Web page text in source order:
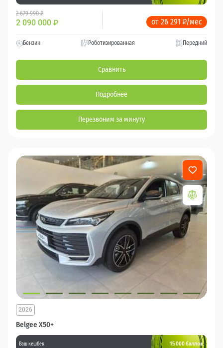
2 679 990 ₽
2 090 000 ₽ от 26 291 ₽/мес
Бензин Роботизированная Передний
Сравнить
Подробнее
Перезвоним за минуту
Belgee X50+
2026
Ваш кешбек 15 000 баллов